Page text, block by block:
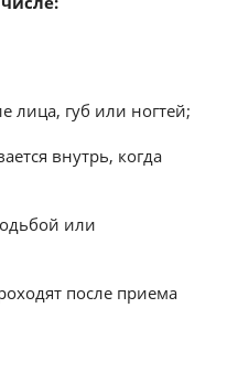
лица, губ или ногтей;
внутрь, когда
или
после приема